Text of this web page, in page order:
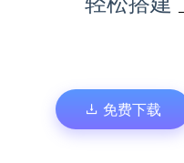
免费下载